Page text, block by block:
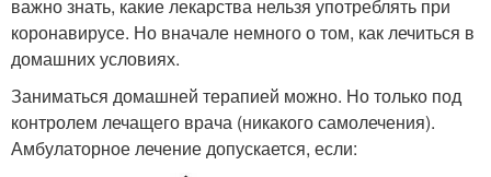
важно знать, какие лекарства нельзя употреблять при
коронавирусе. Но вначале немного о том, как лечиться в
домашних условиях.
Заниматься домашней терапией можно. Но только под
контролем лечащего врача (никакого самолечения).
Амбулаторное лечение допускается, если: